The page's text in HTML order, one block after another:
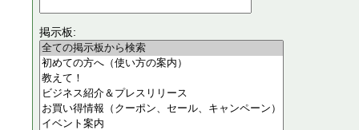
掲示板: